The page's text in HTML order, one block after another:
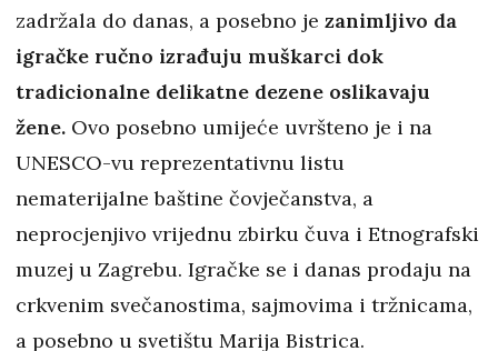
zadržala do danas, a posebno je zanimljivo da
igračke ručno izrađuju muškarci dok
tradicionalne delikatne dezene oslikavaju
žene. Ovo posebno umijeće uvršteno je i na
UNESCO-vu reprezentativnu listu
nematerijalne baštine čovječanstva, a
neprocjenjivo vrijednu zbirku čuva i Etnografski
muzej u Zagrebu. Igračke se i danas prodaju na
crkvenim svečanostima, sajmovima i tržnicama,
a posebno u svetištu Marija Bistrica.